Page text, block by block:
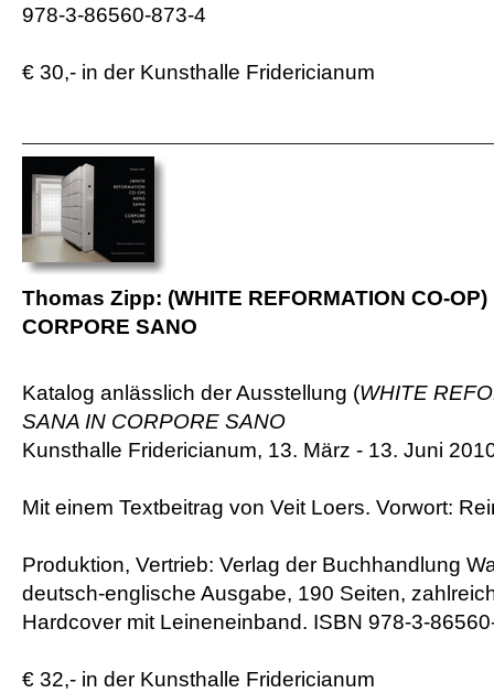
978-3-86560-873-4
€ 30,- in der Kunsthalle Fridericianum
Thomas Zipp: (WHITE REFORMATION CO-OP)
CORPORE SANO
Katalog anlässlich der Ausstellung (WHITE
SANA IN CORPORE SANO
Kunsthalle Fridericianum, 13. März - 13. Juni
Mit einem Textbeitrag von Veit Loers. Vorwort:
Produktion, Vertrieb: Verlag der Buchhandlung
deutsch-englische Ausgabe, 190 Seiten,
Hardcover mit Leineneinband. ISBN 978-3-
€ 32,- in der Kunsthalle Fridericianum